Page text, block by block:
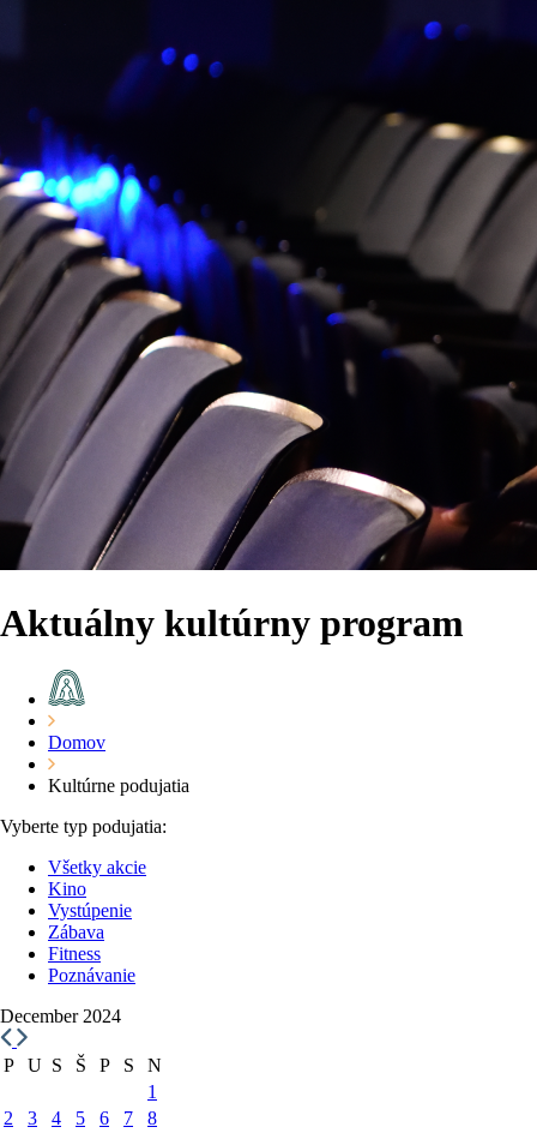
Aktuálny kultúrny program
Domov
Kultúrne podujatia
Vyberte typ podujatia:
Všetky akcie
Kino
Vystúpenie
Zábava
Fitness
Poznávanie
December 2024
P U S Š P S
N
1
2
3 4 5 6 7
8